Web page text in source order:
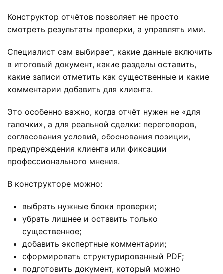
Конструктор отчётов позволяет не просто
смотреть результаты проверки, а управлять ими.
Специалист сам выбирает, какие данные включить
в итоговый документ, какие разделы оставить,
какие записи отметить как существенные и какие
комментарии добавить для клиента.
Это особенно важно, когда отчёт нужен не «для
галочки», а для реальной сделки: переговоров,
согласования условий, обоснования позиции,
предупреждения клиента или фиксации
профессионального мнения.
В конструкторе можно:
выбрать нужные блоки проверки;
убрать лишнее и оставить только
существенное;
добавить экспертные комментарии;
сформировать структурированный PDF;
подготовить документ, который можно